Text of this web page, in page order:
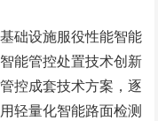
础设施服役性能智能
能管控处置技术创新
控成套技术方案，逐
轻量化智能路面检测